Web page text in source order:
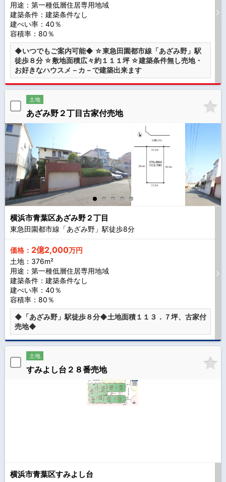
用途：第一種低層住居専用地域
建築条件： 建築条件なし
建ぺい率：40％
容積率：80％
◆いつでもご案内可能◆ ☆東急田園都市線「あざみ野」駅
徒歩８分 ☆敷地面積広々約１１１坪 ☆建築条件無し売地・
お好きなハウスメ－カ－で建築出来ます
土地
あざみ野２丁目古家付売地
横浜市青葉区あざみ野２丁目
東急田園都市線「あざみ野」駅徒歩8分
価格： 2億2,000万円
土地：376m²
用途：第一種低層住居専用地域
建築条件： 建築条件なし
建ぺい率：40％
容積率：80％
◆「あざみ野」駅徒歩８分◆土地面積１１３．７坪、古家付
売地◆
土地
すみよし台２８番売地
横浜市青葉区すみよし台